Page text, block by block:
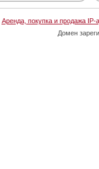
Аренда, покупка и продажа IP-
Домен